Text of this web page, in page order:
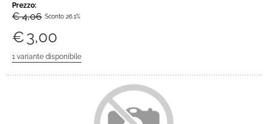
Prezzo:
€ 4,06 Sconto 26.1%
€3,00